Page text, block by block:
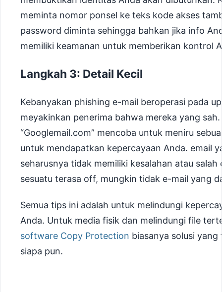
meminta nomor ponsel ke teks kode akses
password diminta sehingga bahkan jika info
memiliki keamanan untuk memberikan kontrol
Langkah 3: Detail Kecil
Kebanyakan phishing e-mail beroperasi pada
meyakinkan penerima bahwa mereka yang
“Googlemail.com” mencoba untuk meniru
untuk mendapatkan kepercayaan Anda. email
seharusnya tidak memiliki kesalahan atau salah
sesuatu terasa off, mungkin tidak e-mail yang
Semua tips ini adalah untuk melindungi
Anda. Untuk media fisik dan melindungi file
software Copy Protection biasanya solusi
siapa pun.